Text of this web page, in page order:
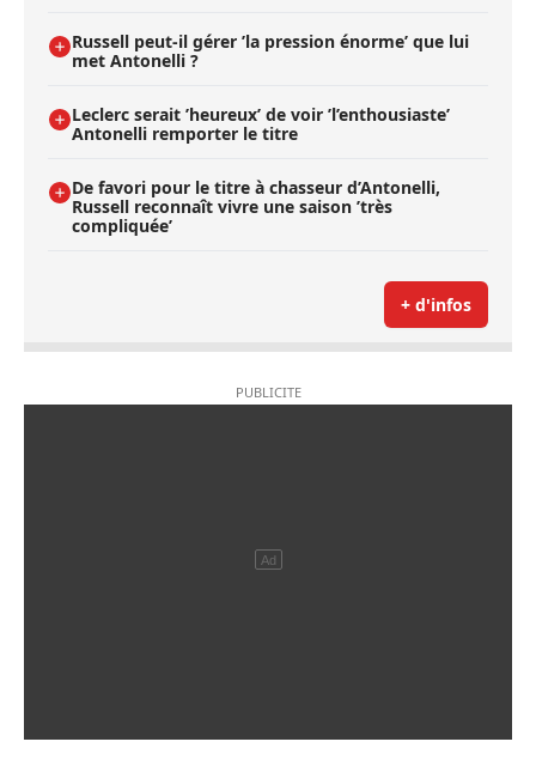
Russell peut-il gérer ’la pression énorme’ que lui
met Antonelli ?
Leclerc serait ’heureux’ de voir ’l’enthousiaste’
Antonelli remporter le titre
De favori pour le titre à chasseur d’Antonelli,
Russell reconnaît vivre une saison ’très
compliquée’
+ d'infos